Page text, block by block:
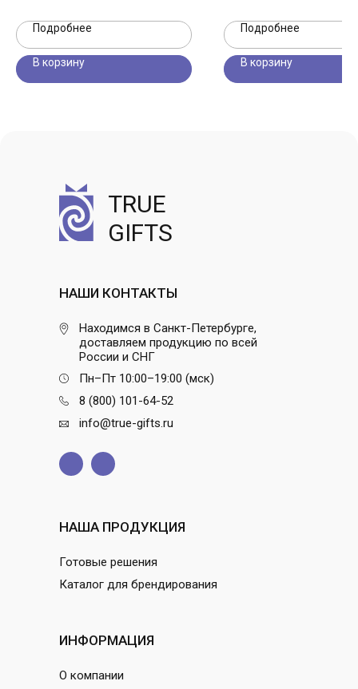
Подробнее
В корзину
Подробнее
В корзину
TRUE
GIFTS
НАША ПРОДУКЦИЯ
Готовые решения
Каталог для брендирования
ИНФОРМАЦИЯ
О компании
НАШИ КОНТАКТЫ
Находимся в Санкт-Петербурге,
доставляем продукцию по всей
России и СНГ
Пн–Пт 10:00–19:00 (мск)
8 (800) 101-64-52
info@true-gifts.ru